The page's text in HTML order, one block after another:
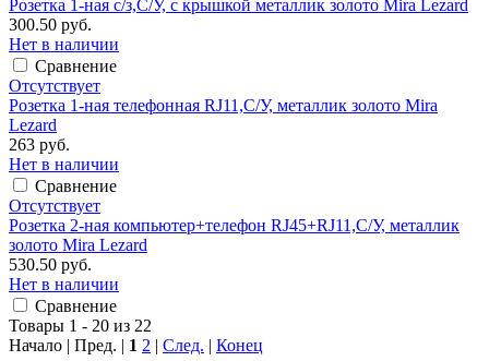
Розетка 1-ная с/з,С/У, с крышкой металлик золото Mira Lezard
300.50 руб.
Нет в наличии
Сравнение
Отсутствует
Розетка 1-ная телефонная RJ11,С/У, металлик золото Mira
Lezard
263 руб.
Нет в наличии
Сравнение
Отсутствует
Розетка 2-ная компьютер+телефон RJ45+RJ11,С/У, металлик
золото Mira Lezard
530.50 руб.
Нет в наличии
Сравнение
Товары 1 - 20 из 22
Начало | Пред. | 1 2 | След. | Конец